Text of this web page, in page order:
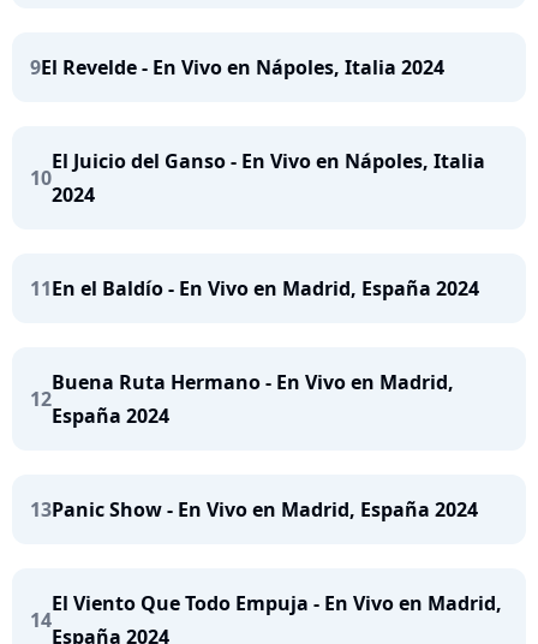
9El Revelde - En Vivo en Nápoles, Italia 2024
10
El Juicio del Ganso - En Vivo en Nápoles, Italia
2024
11En el Baldío - En Vivo en Madrid, España 2024
12
Buena Ruta Hermano - En Vivo en Madrid,
España 2024
13Panic Show - En Vivo en Madrid, España 2024
14
El Viento Que Todo Empuja - En Vivo en Madrid,
España 2024